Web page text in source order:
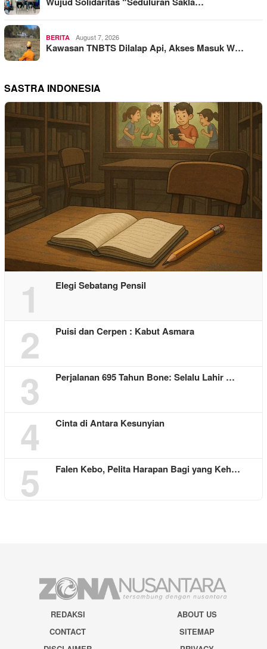
BERITA August 7, 2026
Kawasan TNBTS Dilalap Api, Akses Masuk W…
SASTRA INDONESIA
1 Elegi Sebatang Pensil
2 Puisi dan Cerpen : Kabut Asmara
3 Perjalanan 695 Tahun Bone: Selalu Lahir …
4 Cinta di Antara Kesunyian
5 Falen Kebo, Pelita Harapan Bagi yang Keh…
REDAKSI
ABOUT US
CONTACT
SITEMAP